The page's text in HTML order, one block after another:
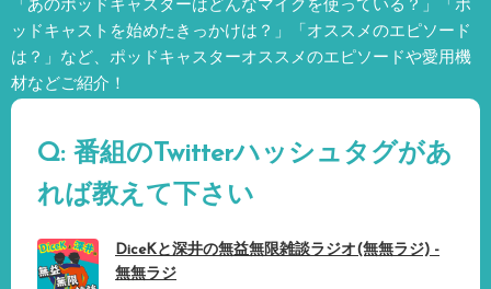
「あのポッドキャスターはどんなマイクを使っている？」「ポ
ッドキャストを始めたきっかけは？」「オススメのエピソード
は？」など、 ポッドキャスターオススメのエピソードや愛用機
材などご紹介！
Q: 番組のTwitterハッシュタグがあ
れば教えて下さい
DiceKと深井の無益無限雑談ラジオ(無無ラジ) -
無無ラジ